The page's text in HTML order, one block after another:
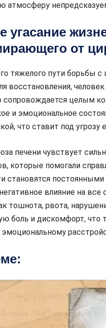
атмосферу
угасание
от
тяжелого пути борьбы с
восстановления,
сопровождается целым
и эмоциональное
что ставит под
печени чувствует
которые помогали
становятся
влияние на
тошнота, рвота,
боль и дискомфорт, что